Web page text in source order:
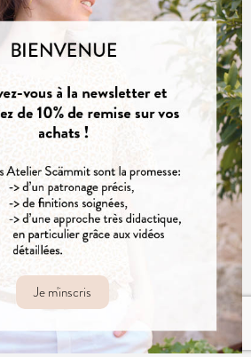
OK
à tout moment. Vous trouverez pour cela
dans la
du site.
Je m'inscris